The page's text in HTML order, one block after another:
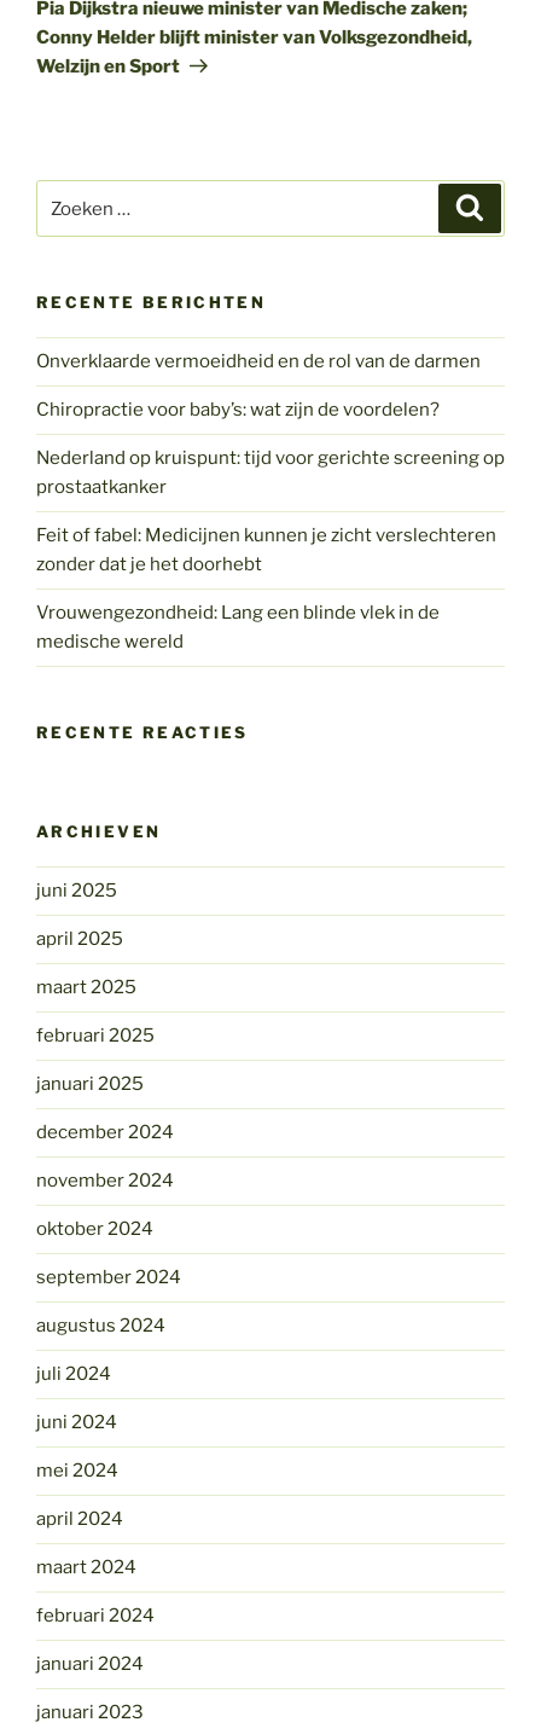
Pia Dijkstra nieuwe minister van Medische zaken;
Conny Helder blijft minister van Volksgezondheid,
Welzijn en Sport
naar:
RECENTE BERICHTEN
Onverklaarde vermoeidheid en de rol van de darmen
Chiropractie voor baby’s: wat zijn de voordelen?
Nederland op kruispunt: tijd voor gerichte screening op
prostaatkanker
Feit of fabel: Medicijnen kunnen je zicht verslechteren
zonder dat je het doorhebt
Vrouwengezondheid: Lang een blinde vlek in de
medische wereld
RECENTE REACTIES
ARCHIEVEN
juni 2025
april 2025
maart 2025
februari 2025
januari 2025
december 2024
november 2024
oktober 2024
september 2024
augustus 2024
juli 2024
juni 2024
mei 2024
april 2024
maart 2024
februari 2024
januari 2024
januari 2023